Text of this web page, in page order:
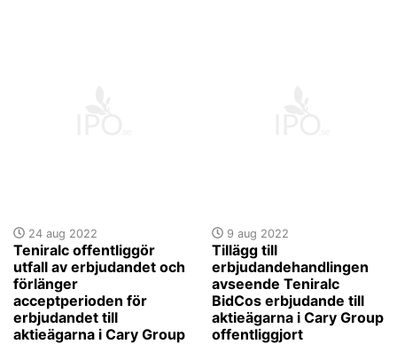
24 aug 2022
Teniralc offentliggör
utfall av erbjudandet och
förlänger
acceptperioden för
erbjudandet till
aktieägarna i Cary Group
9 aug 2022
Tillägg till
erbjudandehandlingen
avseende Teniralc
BidCos erbjudande till
aktieägarna i Cary Group
offentliggjort